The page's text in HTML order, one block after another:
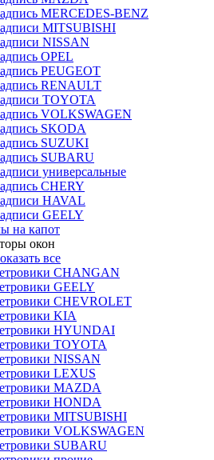
MERCEDES-BENZ
MITSUBISHI
NISSAN
OPEL
PEUGEOT
RENAULT
TOYOTA
VOLKSWAGEN
SKODA
SUZUKI
SUBARU
универсальные
CHERY
HAVAL
GEELY
на капот
окон
все
CHANGAN
GEELY
CHEVROLET
KIA
HYUNDAI
TOYOTA
NISSAN
LEXUS
MAZDA
HONDA
MITSUBISHI
VOLKSWAGEN
SUBARU